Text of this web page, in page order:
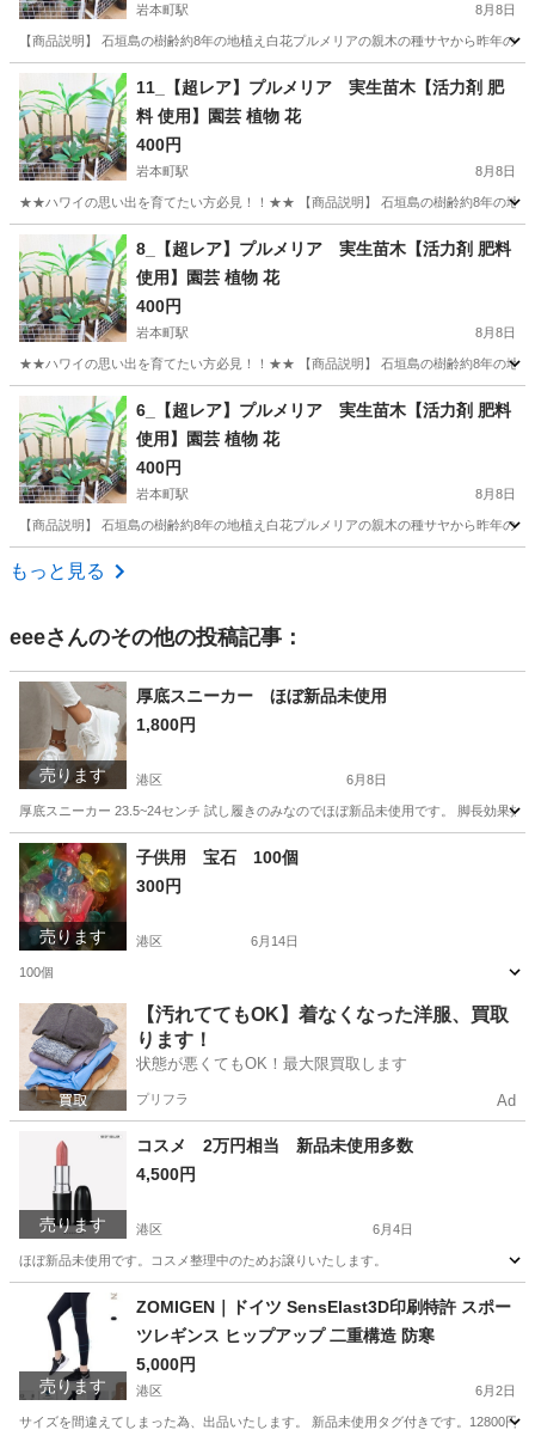
岩本町駅 8月8日
【商品説明】 石垣島の樹齢約8年の地植え白花プルメリアの親木の種サヤから昨年の
千代田区 岩本町駅 その他 プルメリア
11_【超レア】プルメリア 実生苗木【活力剤 肥
料 使用】園芸 植物 花
400円
岩本町駅 8月8日
★★ハワイの思い出を育てたい方必見！！★★ 【商品説明】 石垣島の樹齢約8年の地植
千代田区 岩本町駅 その他 プルメリア
8_【超レア】プルメリア 実生苗木【活力剤 肥料
使用】園芸 植物 花
400円
岩本町駅 8月8日
★★ハワイの思い出を育てたい方必見！！★★ 【商品説明】 石垣島の樹齢約8年の地植
千代田区 岩本町駅 その他 プルメリア
6_【超レア】プルメリア 実生苗木【活力剤 肥料
使用】園芸 植物 花
400円
岩本町駅 8月8日
【商品説明】 石垣島の樹齢約8年の地植え白花プルメリアの親木の種サヤから昨年の
東京 千代田区
もっと見る
eeeさんのその他の投稿記事：
売ります
厚底スニーカー ほぼ新品未使用
1,800円
港区 6月8日
厚底スニーカー 23.5~24センチ 試し履きのみなのでほぼ新品未使用です。 脚長効果抜
東京 港区 靴 厚底
売ります
子供用 宝石 100個
300円
港区 6月14日
100個
東京 港区 その他
【汚れててもOK】着なくなった洋服、買取
ります！
状態が悪くてもOK！最大限買取します
プリフラ Ad
売ります
コスメ 2万円相当 新品未使用多数
4,500円
港区 6月4日
ほぼ新品未使用です。コスメ整理中のためお譲りいたします。
港区 新品
売ります
ZOMIGEN｜ドイツ SensElast3D印刷特許 スポー
ツレギンス ヒップアップ 二重構造 防寒
5,000円
港区 6月2日
サイズを間違えてしまった為、出品いたします。 新品未使用タグ付きです。12800円の